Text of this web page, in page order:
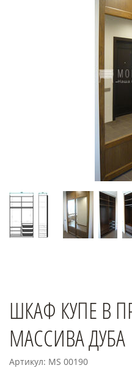
ШКАФ КУПЕ В
МАССИВА ДУБА
Артикул: MS 00190